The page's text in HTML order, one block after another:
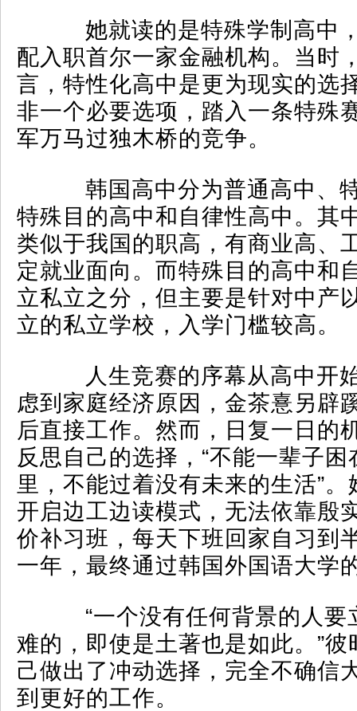
她就读的是特殊学制高中
配入职首尔一家金融机构。当时
言，特性化高中是更为现实的选
非一个必要选项，踏入一条特殊
军万马过独木桥的竞争。
韩国高中分为普通高中、
特殊目的高中和自律性高中。其
类似于我国的职高，有商业高、
定就业面向。而特殊目的高中和
立私立之分，但主要是针对中产
立的私立学校，入学门槛较高。
人生竞赛的序幕从高中开
虑到家庭经济原因，金茶憙另辟
后直接工作。然而，日复一日的
反思自己的选择，“不能一辈子
里，不能过着没有未来的生活”
开启边工边读模式，无法依靠殷
价补习班，每天下班回家自习到
一年，最终通过韩国外国语大学
“一个没有任何背景的人要
难的，即使是土著也是如此。”
己做出了冲动选择，完全不确信
到更好的工作。